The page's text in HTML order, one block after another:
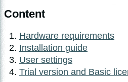
Content
Hardware requirements
Installation guide
User settings
Trial version and Basic